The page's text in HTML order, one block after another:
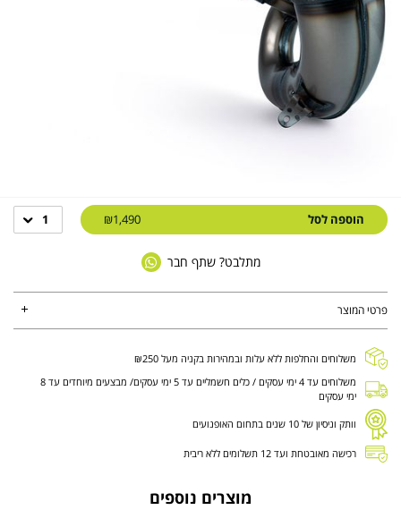
הוספה לסל ₪1,490
1
מתלבט? שתף חבר
פרטי המוצר
משלוחים והחלפות ללא עלות ובמהירות בקניה מעל ₪250
משלוחים עד 4 ימי עסקים / כלים חשמליים עד 5 ימי עסקים/ מבצעים מיוחדים עד 8
ימי עסקים
וותק וניסיון של 10 שנים בתחום האופנועים
רכישה מאובטחת ועד 12 תשלומים ללא ריבית
מוצרים נוספים